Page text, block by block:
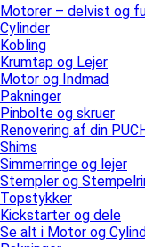
Motorer – delvist og
Cylinder
Kobling
Krumtap og Lejer
Motor og Indmad
Pakninger
Pinbolte og skruer
Renovering af din
Shims
Simmerringe og lejer
Stempler og
Topstykker
Kickstarter og dele
Se alt i Motor og